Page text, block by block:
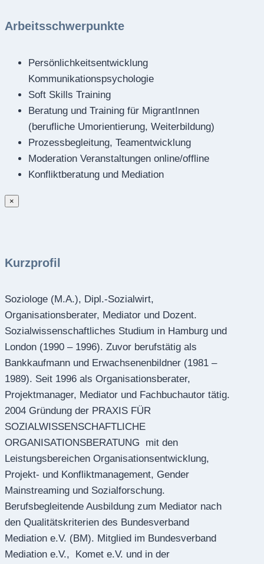
Arbeitsschwerpunkte
Persönlichkeitsentwicklung
Kommunikationspsychologie
Soft Skills Training
Beratung und Training für MigrantInnen
(berufliche Umorientierung, Weiterbildung)
Prozessbegleitung, Teamentwicklung
Moderation Veranstaltungen online/offline
Konfliktberatung und Mediation
×
Kurzprofil
Soziologe (M.A.), Dipl.-Sozialwirt,
Organisationsberater, Mediator und Dozent.
Sozialwissenschaftliches Studium in Hamburg und
London (1990 – 1996). Zuvor berufstätig als
Bankkaufmann und Erwachsenenbildner (1981 –
1989). Seit 1996 als Organisationsberater,
Projektmanager, Mediator und Fachbuchautor tätig.
2004 Gründung der PRAXIS FÜR
SOZIALWISSENSCHAFTLICHE
ORGANISATIONSBERATUNG mit den
Leistungsbereichen Organisationsentwicklung,
Projekt- und Konfliktmanagement, Gender
Mainstreaming und Sozialforschung.
Berufsbegleitende Ausbildung zum Mediator nach
den Qualitätskriterien des Bundesverband
Mediation e.V. (BM). Mitglied im Bundesverband
Mediation e.V., Komet e.V. und in der